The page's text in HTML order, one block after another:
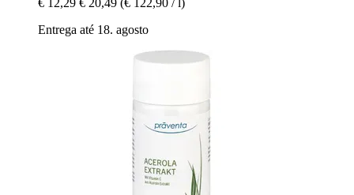
€ 12,29 € 20,49 (€ 122,90 / l)
Entrega até 18. agosto